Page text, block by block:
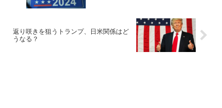
返り咲きを狙うトランプ、日米関係はど
うなる？